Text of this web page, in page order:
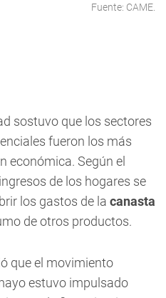
Fuente: CAME.
sostuvo que los sectores
fueron los más
económica. Según el
de los hogares se
los gastos de la canasta
de otros productos.
que el movimiento
estuvo impulsado